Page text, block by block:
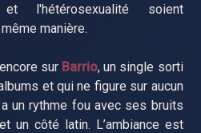
l'hétérosexualité soient
manière.
sur Barrio, un single sorti
et qui ne figure sur aucun
a un rythme fou avec ses bruits
un côté latin. L’ambiance est